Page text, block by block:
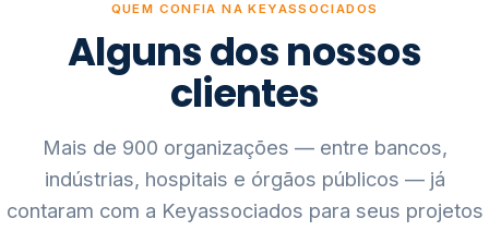
QUEM CONFIA NA KEYASSOCIADOS
Alguns dos nossos
clientes
Mais de 900 organizações — entre bancos,
indústrias, hospitais e órgãos públicos — já
contaram com a Keyassociados para seus projetos